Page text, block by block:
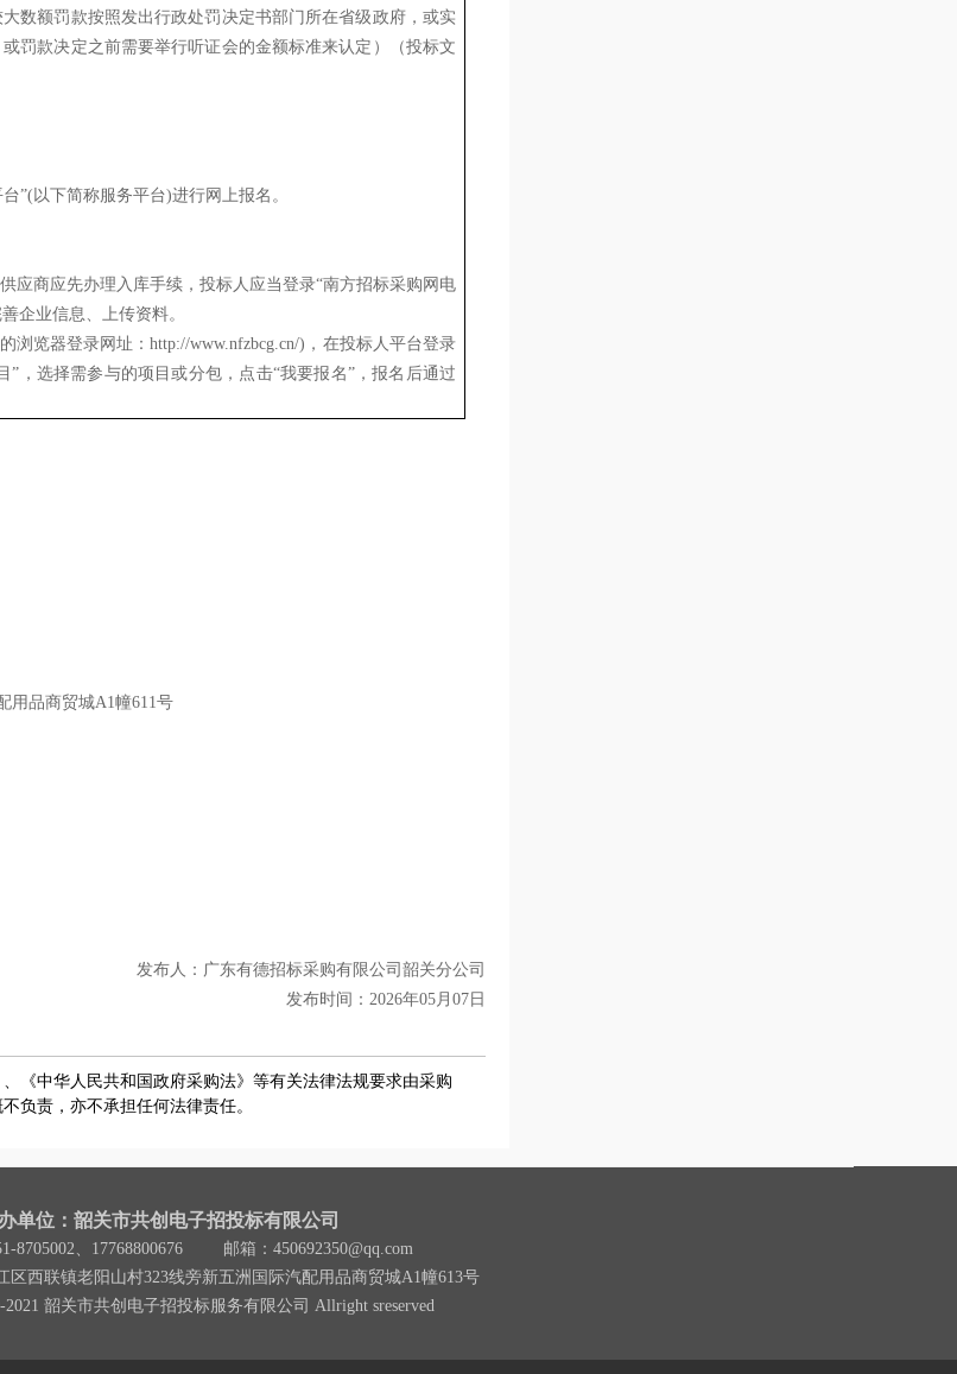
数额罚款按照发出行政处罚决定书部门所在省级政府，或实
罚款决定之前需要举行听证会的金额标准来认定）
（投标文
”(以下简称服务平台)进行网上报名。
商应先办理入库手续，投标人应当登录“南方招标采购网电
企业信息、上传资料。
览器登录网址：http://www.nfzbcg.cn/)，在投标人平台登录
，选择需参与的项目或分包，点击“我要报名”，报名后通过
用品商贸城A1幢611号
发布人： 广东有德招标采购有限公司韶关分公司
发布时间： 2026年05月07日
《中华人民共和国政府采购法》等有关法律法规要求由采购
负责，亦不承担任何法律责任。
单位：韶关市共创电子招投标有限公司
8705002、17768800676
邮箱：450692350@qq.com
区西联镇老阳山村323线旁新五洲国际汽配用品商贸城A1幢613号
2021 韶关市共创电子招投标服务有限公司 Allright sreserved